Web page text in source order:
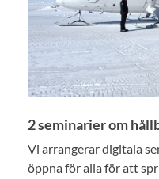
2 seminarier om
Vi arrangerar digitala
öppna för alla för att